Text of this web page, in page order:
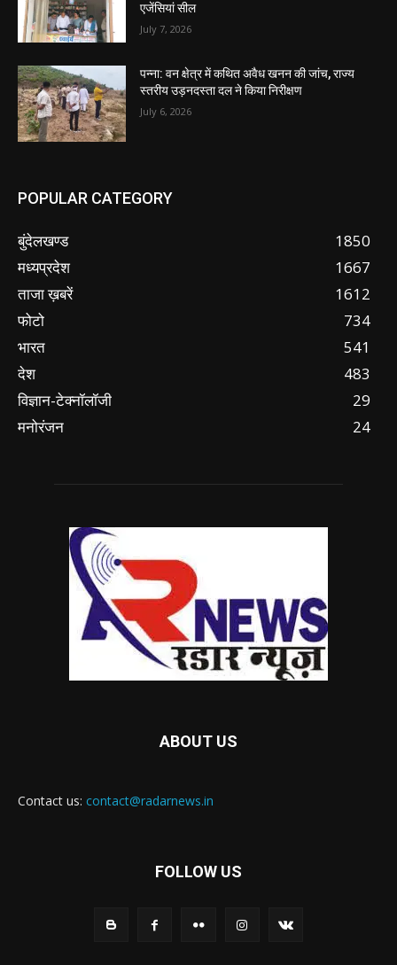
एजेंसियां सील
July 7, 2026
पन्ना: वन क्षेत्र में कथित अवैध खनन की जांच, राज्य
स्तरीय उड़नदस्ता दल ने किया निरीक्षण
July 6, 2026
POPULAR CATEGORY
बुंदेलखण्ड
1850
मध्यप्रदेश
1667
ताजा ख़बरें
1612
फोटो
734
भारत
541
देश
483
विज्ञान-टेक्नॉलॉजी
29
मनोरंजन
24
ABOUT US
Contact us: contact@radarnews.in
FOLLOW US